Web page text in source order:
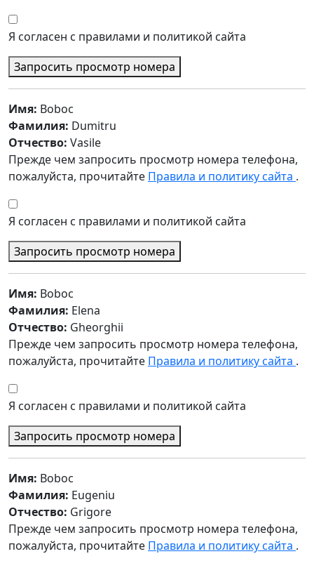
Я согласен с правилами и политикой сайта
Запросить просмотр номера
Имя: Boboc
Фамилия: Dumitru
Отчество: Vasile
Прежде чем запросить просмотр номера телефона,
пожалуйста, прочитайте Правила и политику сайта .
Я согласен с правилами и политикой сайта
Запросить просмотр номера
Имя: Boboc
Фамилия: Elena
Отчество: Gheorghii
Прежде чем запросить просмотр номера телефона,
пожалуйста, прочитайте Правила и политику сайта .
Я согласен с правилами и политикой сайта
Запросить просмотр номера
Имя: Boboc
Фамилия: Eugeniu
Отчество: Grigore
Прежде чем запросить просмотр номера телефона,
пожалуйста, прочитайте Правила и политику сайта .